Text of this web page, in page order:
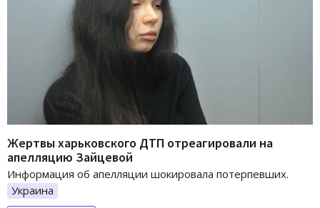
Жертвы харьковского ДТП отреагировали на
апелляцию Зайцевой
Информация об апелляции шокировала потерпевших.
Украина